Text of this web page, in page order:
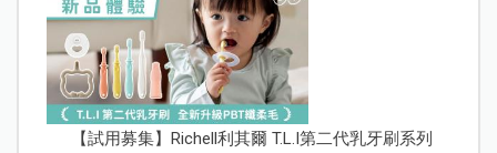
【試用募集】Richell利其爾 T.L.I第二代乳牙刷系列